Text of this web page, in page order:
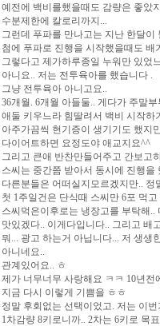
예전에 백비를했을때도 감량은 좋았
수분제한에 칼로리까지...
그런데 푸파를 만나고는 지난 한달이
첨에 푸파로 진행을 시작했을때도
그렇다고 제가하루종일 누워만 있었
아니요.. 저는 전투육아를 했습니다 .
그냥 전투육아 아니고요..
36개월. 6개월 아들둘.. 게다가 주말부
애둘 키우느라 힘딸려서 백비 시작하
아주가끔씩 현기증이 생기기도 했지
다이어트하면 요정도야 애교지요^^
그리고 큰애 반찬만들어주고 간보고
스씨는 중간쯤 받아서 동시에 진행을
다른분들은 어떠실지모르겠지만..
첫 1주일건은 단식때 스씨만 6포 먹
스씨먹은이후로는 냉장고를 부탁해..
맛있겠다.. 이게다입니다.. 그리고 배
뭐... 광고 하는거 아닙니다... 저 생생
아니네요..
관계있어요.. ㅎ
제가 너무너무 사랑해요 ㅋㅋ 10년전
지금 다시 이렇게 기쁨을 ㅎㅎ
정말 후회없는 선택이었고. 저는 이
1차감량 8키로니까.. 2차는 6키로 목